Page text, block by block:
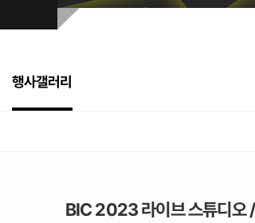
행사갤러리
BIC 2023 라이브 스튜디